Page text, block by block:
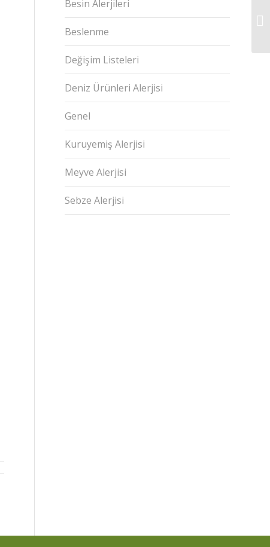
Besin Alerjileri
Beslenme
Değişim Listeleri
Deniz Ürünleri Alerjisi
Genel
Kuruyemiş Alerjisi
Meyve Alerjisi
Sebze Alerjisi